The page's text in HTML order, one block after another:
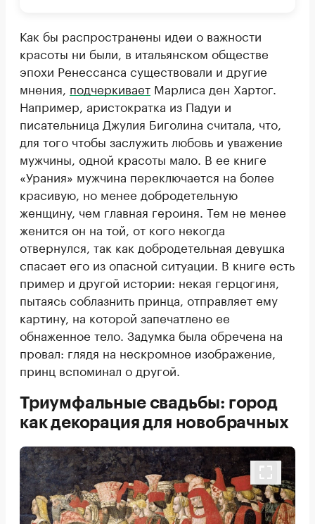
Как бы распространены идеи о важности
красоты ни были, в итальянском обществе
эпохи Ренессанса существовали и другие
мнения, подчеркивает Марлиса ден Хартог.
Например, аристократка из Падуи и
писательница Джулия Биголина считала, что,
для того чтобы заслужить любовь и уважение
мужчины, одной красоты мало. В ее книге
«Урания» мужчина переключается на более
красивую, но менее добродетельную
женщину, чем главная героиня. Тем не менее
женится он на той, от кого некогда
отвернулся, так как добродетельная девушка
спасает его из опасной ситуации. В книге есть
пример и другой истории: некая герцогиня,
пытаясь соблазнить принца, отправляет ему
картину, на которой запечатлено ее
обнаженное тело. Задумка была обречена на
провал: глядя на нескромное изображение,
принц вспоминал о другой.
Триумфальные свадьбы: город
как декорация для новобрачных